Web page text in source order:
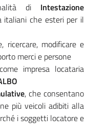
di Intestazione
italiani che esteri per il
ricercare, modificare e
merci e persone
impresa locataria
, che consentano
più veicoli adibiti alla
i soggetti locatore e